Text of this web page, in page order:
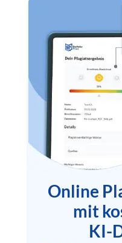
Online
mit
KI-